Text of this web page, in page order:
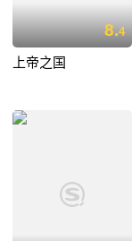
8.4
上帝之国